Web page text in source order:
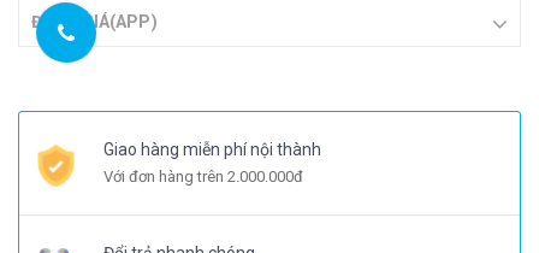
ĐÁNH GIÁ(APP)
Giao hàng miễn phí nội thành
Với đơn hàng trên 2.000.000đ